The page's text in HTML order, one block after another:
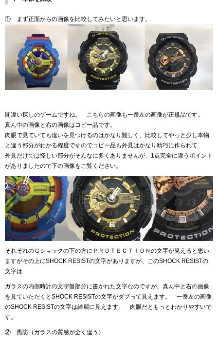
① まず正面からの画像を比較してみたいと思います。
間違い探しのゲームですね。 こちらの画像も一番左の画像が正規品です。
真ん中の画像と右の画像はコピー品です。
肉眼で見ていても違いを見つけるのはかなり難しく、比較してやっと少し本物
と違う部分がわかる程度ですのでコピー品も外見はかなり精巧に作られて
外見だけでは怪しい部分がそんなに多くありませんが、1点完全に違うポイント
がありましたので下の画像をご覧ください。
それぞれのＧショックの下の方にＰＲＯＴＥＣＴＩＯＮの文字が見えると思い
ますがその上にSHOCK RESISTの文字がありますが、このSHOCK RESISTの
文字は
ガラスの内側時計の文字盤部分に書かれた文字なのですが、真ん中と右の画像
を見ていただくとSHOCK RESISTの文字がダブって見えます。 一番左の画像
のSHOCK RESISTの文字は綺麗に見えます。 肉眼だともっとわかりやすいで
す。
② 風防（ガラスの質感が全く違う）